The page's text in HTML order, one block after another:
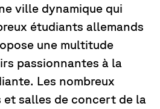
ville dynamique qui
étudiants allemands
une multitude
passionnantes à la
Les nombreux
et salles de concert de la